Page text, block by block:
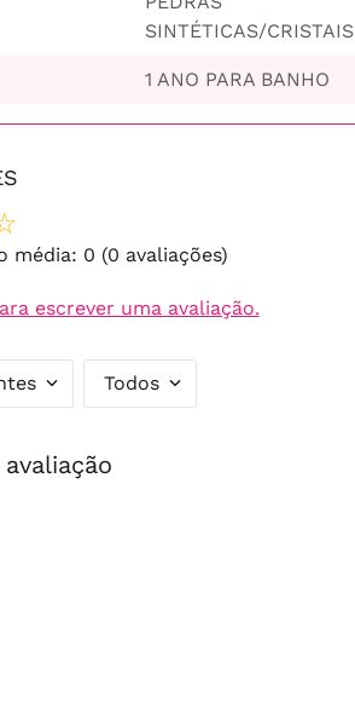
SINTÉTICAS/CRISTAIS
1 ANO PARA BANHO
média: 0 (0 avaliações)
escrever uma avaliação.
Todos